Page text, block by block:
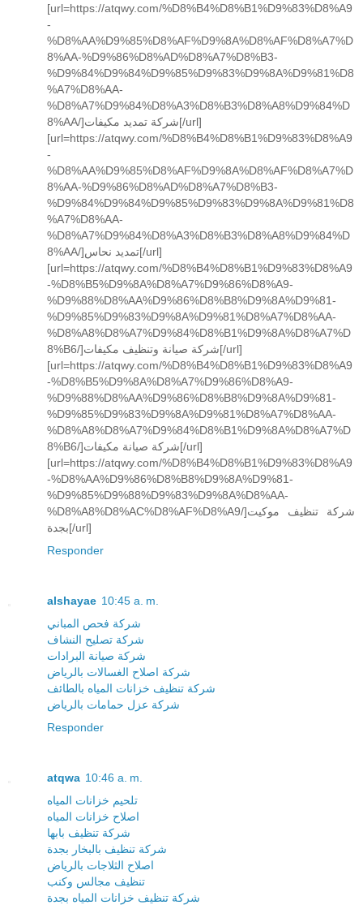
[url=https://atqwy.com/%D8%B4%D8%B1%D9%83%D8%A9
-
%D8%AA%D9%85%D8%AF%D9%8A%D8%AF%D8%A7%D
8%AA-%D9%86%D8%AD%D8%A7%D8%B3-
%D9%84%D9%84%D9%85%D9%83%D9%8A%D9%81%D8
%A7%D8%AA-
%D8%A7%D9%84%D8%A3%D8%B3%D8%A8%D9%84%D
8%AA/]شركة تمديد مكيفات[/url]
[url=https://atqwy.com/%D8%B4%D8%B1%D9%83%D8%A9
-
%D8%AA%D9%85%D8%AF%D9%8A%D8%AF%D8%A7%D
8%AA-%D9%86%D8%AD%D8%A7%D8%B3-
%D9%84%D9%84%D9%85%D9%83%D9%8A%D9%81%D8
%A7%D8%AA-
%D8%A7%D9%84%D8%A3%D8%B3%D8%A8%D9%84%D
8%AA/]تمديد نحاس[/url]
[url=https://atqwy.com/%D8%B4%D8%B1%D9%83%D8%A9
-%D8%B5%D9%8A%D8%A7%D9%86%D8%A9-
%D9%88%D8%AA%D9%86%D8%B8%D9%8A%D9%81-
%D9%85%D9%83%D9%8A%D9%81%D8%A7%D8%AA-
%D8%A8%D8%A7%D9%84%D8%B1%D9%8A%D8%A7%D
8%B6/]شركة صيانة وتنظيف مكيفات[/url]
[url=https://atqwy.com/%D8%B4%D8%B1%D9%83%D8%A9
-%D8%B5%D9%8A%D8%A7%D9%86%D8%A9-
%D9%88%D8%AA%D9%86%D8%B8%D9%8A%D9%81-
%D9%85%D9%83%D9%8A%D9%81%D8%A7%D8%AA-
%D8%A8%D8%A7%D9%84%D8%B1%D9%8A%D8%A7%D
8%B6/]شركة صيانة مكيفات[/url]
[url=https://atqwy.com/%D8%B4%D8%B1%D9%83%D8%A9
-%D8%AA%D9%86%D8%B8%D9%8A%D9%81-
%D9%85%D9%88%D9%83%D9%8A%D8%AA-
%D8%A8%D8%AC%D8%AF%D8%A9/]شركة تنظيف موكيت
بجدة[/url]
Responder
alshayae 10:45 a. m.
شركة فحص المباني
شركة تصليح النشاف
شركة صيانة البرادات
شركة اصلاح الغسالات بالرياض
شركة تنظيف خزانات المياه بالطائف
شركة عزل حمامات بالرياض
Responder
atqwa 10:46 a. m.
تلحيم خزانات المياه
اصلاح خزانات المياه
شركة تنظيف بابها
شركة تنظيف بالبخار بجدة
اصلاح الثلاجات بالرياض
تنظيف مجالس وكنب
شركة تنظيف خزانات المياه بجدة